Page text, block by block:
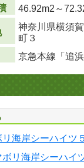
46.92m2 ～
神奈川県横須
町３
京急本線「追
リ海岸シーハイツ
ボリ海岸シーハイ